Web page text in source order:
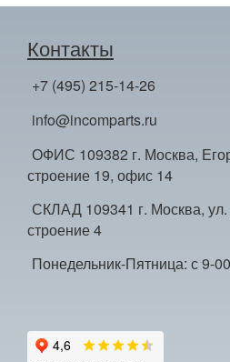
Контакты
+7 (495) 215-14-26
info@incomparts.ru
ОФИС 109382 г. Москва,
строение 19, офис 14
СКЛАД 109341 г. Москва,
строение 4
Понедельник-Пятница: с 9-